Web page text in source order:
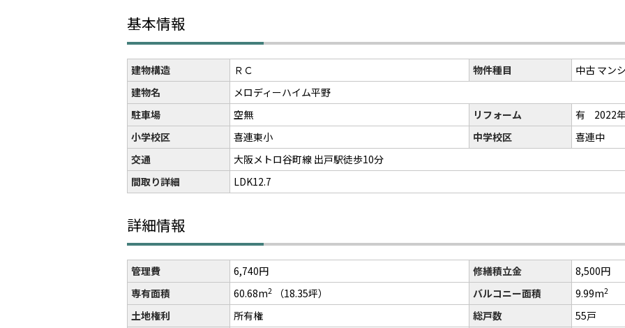
基本情報
建物構造 ＲＣ 物件種目
中古 マン
建物名
メロディーハイム平野
駐車場
空無 リフォーム 有
2022
小学校区
喜連東小 中学校区
喜連中
交通
大阪メトロ谷町線 出戸駅徒歩10分
間取り詳細
LDK12.7
詳細情報
管理費 6,740円 修繕積立金
8,500円
専有面積
60.68m2 （18.35坪） バルコニー面積 9.99m2
土地権利 所有権 総戸数
55戸